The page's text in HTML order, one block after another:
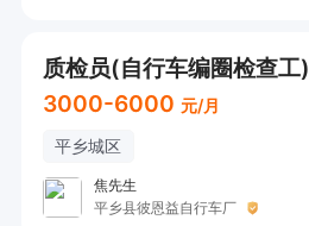
质检员(自行车编圈检查工)
3000-6000 元/月
平乡城区
焦先生
平乡县彼恩益自行车厂